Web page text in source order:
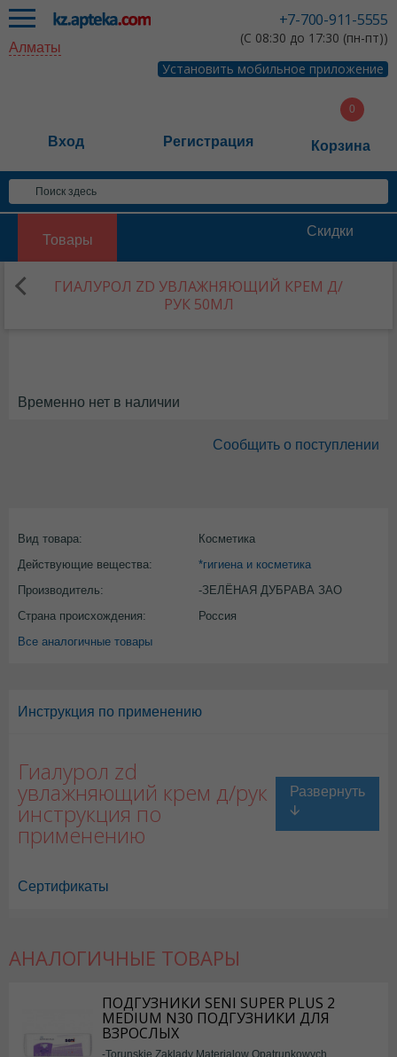
+7-700-911-5555
(С 08:30 до 17:30 (пн-пт))
Установить мобильное приложение
Алматы
Вход Регистрация Корзина
Товары
Скидки
ГИАЛУРОЛ ZD УВЛАЖНЯЮЩИЙ КРЕМ Д/
РУК 50МЛ
Временно нет в наличии
Сообщить о поступлении
Вид товара:
Косметика
Действующие вещества:
*гигиена и косметика
Производитель:
-ЗЕЛЁНАЯ ДУБРАВА ЗАО
Страна происхождения:
Россия
Все аналогичные товары
Инструкция по применению
Гиалурол zd
увлажняющий крем д/рук
инструкция по
применению
Сертификаты
АНАЛОГИЧНЫЕ ТОВАРЫ
ПОДГУЗНИКИ SENI SUPER PLUS 2
MEDIUM N30 ПОДГУЗНИКИ ДЛЯ
ВЗРОСЛЫХ
-Torunskie Zaklady Materialow Opatrunkowych